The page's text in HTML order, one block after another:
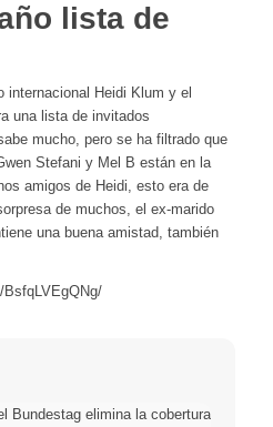
lista de
internacional Heidi Klum y el
una lista de invitados
mucho, pero se ha filtrado que
Stefani y Mel B están en la
amigos de Heidi, esto era de
de muchos, el ex-marido
una buena amistad, también